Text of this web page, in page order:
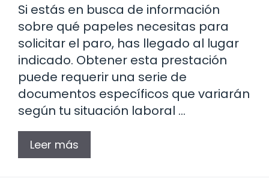
Si estás en busca de información
sobre qué papeles necesitas para
solicitar el paro, has llegado al lugar
indicado. Obtener esta prestación
puede requerir una serie de
documentos específicos que variarán
según tu situación laboral …
Leer más